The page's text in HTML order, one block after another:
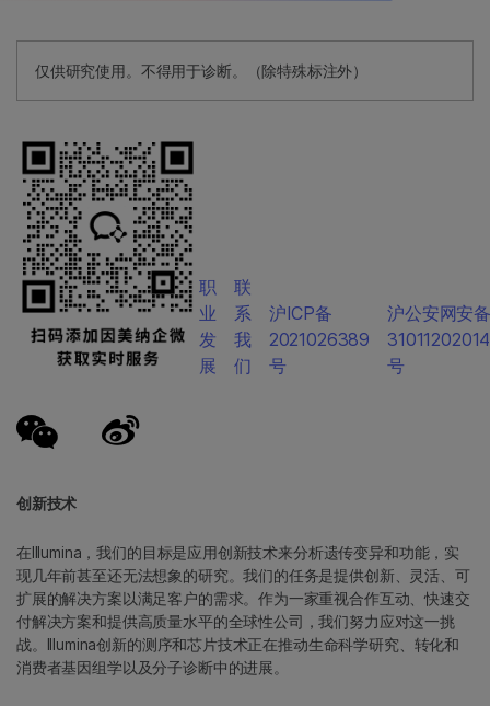
仅供研究使用。不得用于诊断。（除特殊标注外）
创新技术
在Illumina，我们的目标是应用创新技术来分析遗传变异和功能，实
现几年前甚至还无法想象的研究。我们的任务是提供创新、灵活、可
扩展的解决方案以满足客户的需求。作为一家重视合作互动、快速交
付解决方案和提供高质量水平的全球性公司，我们努力应对这一挑
战。Illumina创新的测序和芯片技术正在推动生命科学研究、转化和
消费者基因组学以及分子诊断中的进展。
职
业
发
展
联
系
我
们
沪ICP备
2021026389
号
沪公安网安
号